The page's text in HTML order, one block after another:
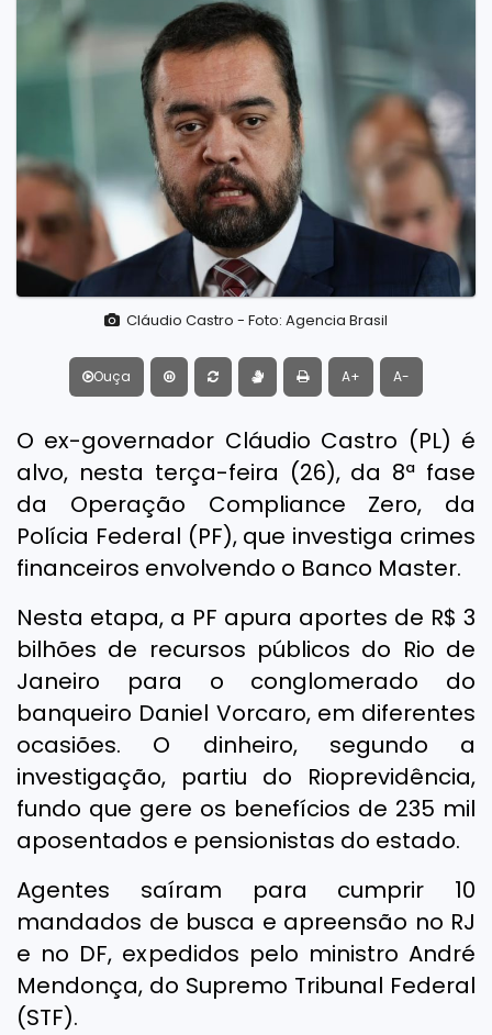
Cláudio Castro - Foto: Agencia Brasil
Ouça A+ A-
O ex-governador Cláudio Castro (PL) é
alvo, nesta terça-feira (26), da 8ª fase
da Operação Compliance Zero, da
Polícia Federal (PF), que investiga crimes
financeiros envolvendo o Banco Master.
Nesta etapa, a PF apura aportes de R$ 3
bilhões de recursos públicos do Rio de
Janeiro para o conglomerado do
banqueiro Daniel Vorcaro, em diferentes
ocasiões. O dinheiro, segundo a
investigação, partiu do Rioprevidência,
fundo que gere os benefícios de 235 mil
aposentados e pensionistas do estado.
Agentes saíram para cumprir 10
mandados de busca e apreensão no RJ
e no DF, expedidos pelo ministro André
Mendonça, do Supremo Tribunal Federal
(STF).